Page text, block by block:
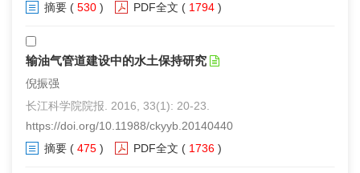
摘要 ( 530 ) PDF全文 ( 1794 )
输油气管道建设中的水土保持研究
倪振强
长江科学院院报. 2016, 33(1): 20-23.
https://doi.org/10.11988/ckyyb.20140440
摘要 ( 475 ) PDF全文 ( 1736 )